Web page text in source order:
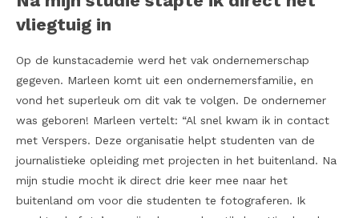
vliegtuig in
Op de kunstacademie werd het vak ondernemerschap
gegeven. Marleen komt uit een ondernemersfamilie, en
vond het superleuk om dit vak te volgen. De ondernemer
was geboren! Marleen vertelt: “Al snel kwam ik in contact
met Verspers. Deze organisatie helpt studenten van de
journalistieke opleiding met projecten in het buitenland. Na
mijn studie mocht ik direct drie keer mee naar het
buitenland om voor die studenten te fotograferen. Ik